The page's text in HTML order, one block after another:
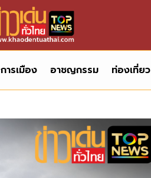
การเมือง อาชญกรรม ท่องเที่ยว